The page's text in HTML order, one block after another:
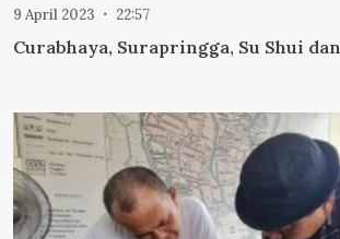
9 April 2023 22:57
Curabhaya, Surapringga, Su Shui